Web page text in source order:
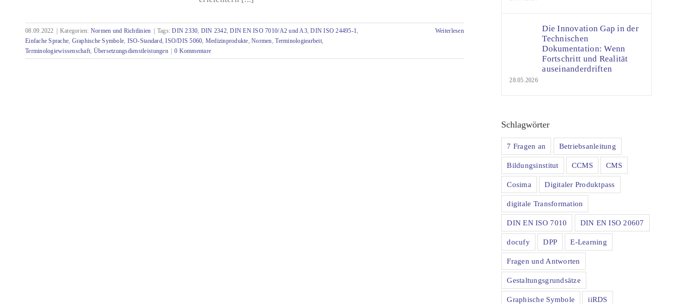
Normen mit Relevanz für die Technische
Dokumentation – Juni bis September 2022
08.09.2022 Kategorien: Normen und Richtlinien Tags:DIN 2330, DIN 2342,DIN EN ISO 7010/A2 und A3,DIN ISO 24495-1,
Einfache Sprache, Graphische Symbole, ISO-Standard,ISO/DIS 5060, Medizinprodukte,Normen,Terminologiearbeit,
Terminologiewissenschaft, Übersetzungsdienstleistungen 0 Kommentare
Weiterlesen
Die Innovation Gap in der
Technischen
Dokumentation: Wenn
Fortschritt und Realität
auseinanderdriften
28.05.2026
Schlagwörter
7 Fragen an Betriebsanleitung
Bildungsinstitut CCMS CMS
Cosima Digitaler Produktpass
digitale Transformation
DIN EN ISO 7010 DIN EN ISO 20607
docufy DPP E-Learning
Fragen und Antworten
Gestaltungsgrundsätze
Graphische Symbole iiRDS